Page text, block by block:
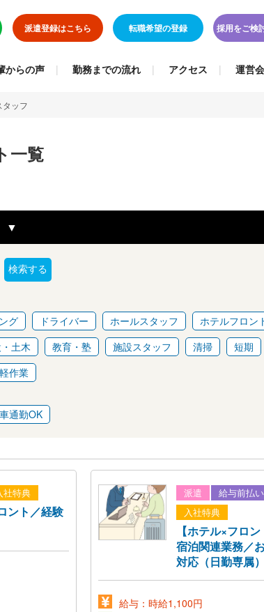
派遣登録はこちら 転職希望の登録 採用をご検
からの声 勤務までの流れ アクセス 運営
タッフ
一覧
検索する
グ ドライバー ホールスタッフ
ホテルフロン
土木 教育・塾 施設スタッフ 清掃
短期
軽作業
車通勤OK
社特典
ント／経験
派遣
給与前払い
入社特典
【ホテル×フロン
宿泊関連業務／
対応（日勤専属）
給与：時給1,100円